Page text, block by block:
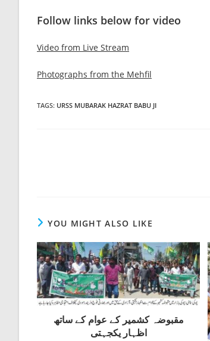
Follow links below for video
Video from Live Stream
Photographs from the Mehfil
TAGS: URSS MUBARAK HAZRAT BABU JI
YOU MIGHT ALSO LIKE
مقبوضہ کشمیر کے عوام کے ساتھ
اظہار یکجہتی